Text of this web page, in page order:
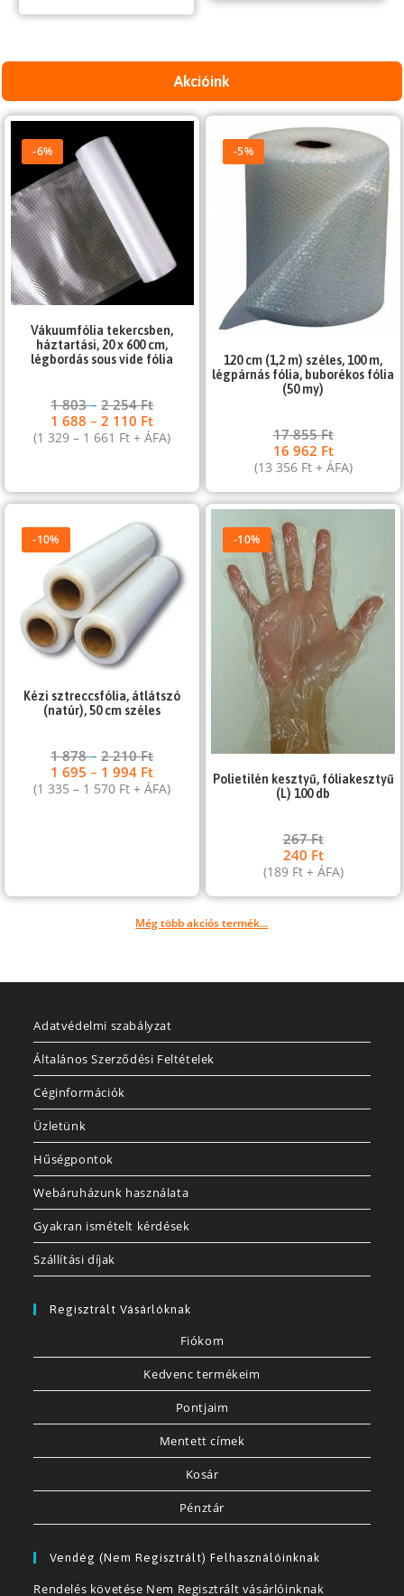
Akcióink
-6%
Vákuumfólia tekercsben,
háztartási, 20 x 600 cm,
légbordás sous vide fólia
1 803–2 254Ft
1 688–2 110 Ft
(1 329– 1 661 Ft + ÁFA)
-5%
120 cm (1,2 m) széles, 100 m,
légpárnás fólia, buborékos fólia
(50 my)
17 855Ft
16 962 Ft
(13 356 Ft+ ÁFA)
-10%
Kézi sztreccsfólia, átlátszó
(natúr), 50 cm széles
1 878–2 210Ft
1 695– 1 994 Ft
(1 335– 1 570 Ft + ÁFA)
-10%
Polietilén kesztyű, fóliakesztyű
(L) 100 db
267Ft
240 Ft
(189 Ft+ ÁFA)
Még több akciós termék...
Adatvédelmi szabályzat
Általános Szerződési Feltételek
Céginformációk
Üzletünk
Hűségpontok
Webáruházunk használata
Gyakran ismételt kérdések
Szállítási díjak
Regisztrált Vásárlóknak
Fiókom
Kedvenc termékeim
Pontjaim
Mentett címek
Kosár
Pénztár
Vendég (nem Regisztrált) Felhasználóinknak
Rendelés követése Nem Regisztrált vásárlóinknak